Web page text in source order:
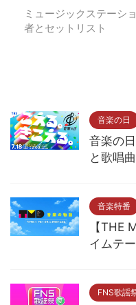
ミュージックステーシ
者とセットリスト
音楽の日
音楽の
と歌唱
音楽特番
【THE
イムテ
FNS歌謡